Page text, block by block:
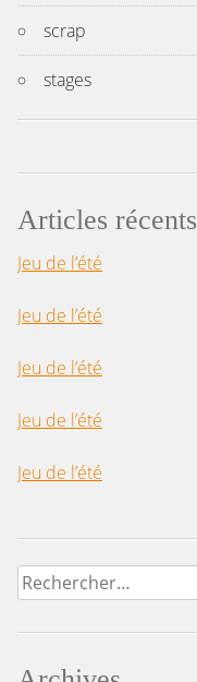
scrap
stages
Articles récents
Jeu de l’été
Jeu de l’été
Jeu de l’été
Jeu de l’été
Jeu de l’été
Rechercher :